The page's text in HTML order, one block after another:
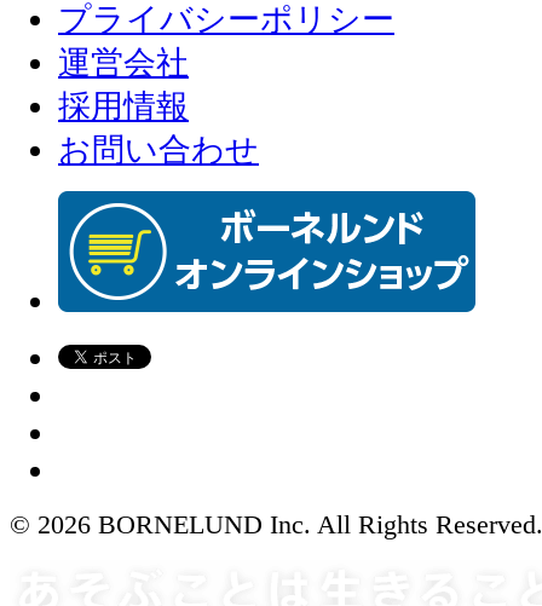
プライバシーポリシー
運営会社
採用情報
お問い合わせ
© 2026 BORNELUND Inc. All Rights Reserved.